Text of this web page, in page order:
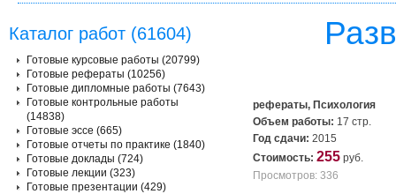
рефераты, Психология
Объем работы: 17 стр.
Год сдачи: 2015
Стоимость: 255 руб.
Просмотров: 336
Каталог работ (61604)
Готовые курсовые работы (20799)
Готовые рефераты (10256)
Готовые дипломные работы (7643)
Готовые контрольные работы
(14838)
Готовые эссе (665)
Готовые отчеты по практике (1840)
Готовые доклады (724)
Готовые лекции (323)
Готовые презентации (429)